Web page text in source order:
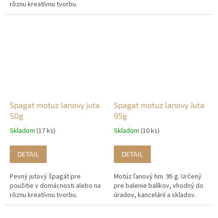
rôznu kreatívnu tvorbu.
Spagat motuz lanovy juta
50g
Skladom (17 ks)
DETAIL
Pevný jutový špagát pre
použitie v domácnosti alebo na
rôznu kreatívnu tvorbu.
Spagat motuz lanovy Juta
95g
Skladom (10 ks)
DETAIL
Motúz ľanový hm. 95 g. Určený
pre balenie balíkov, vhodný do
úradov, kancelárií a skladov.